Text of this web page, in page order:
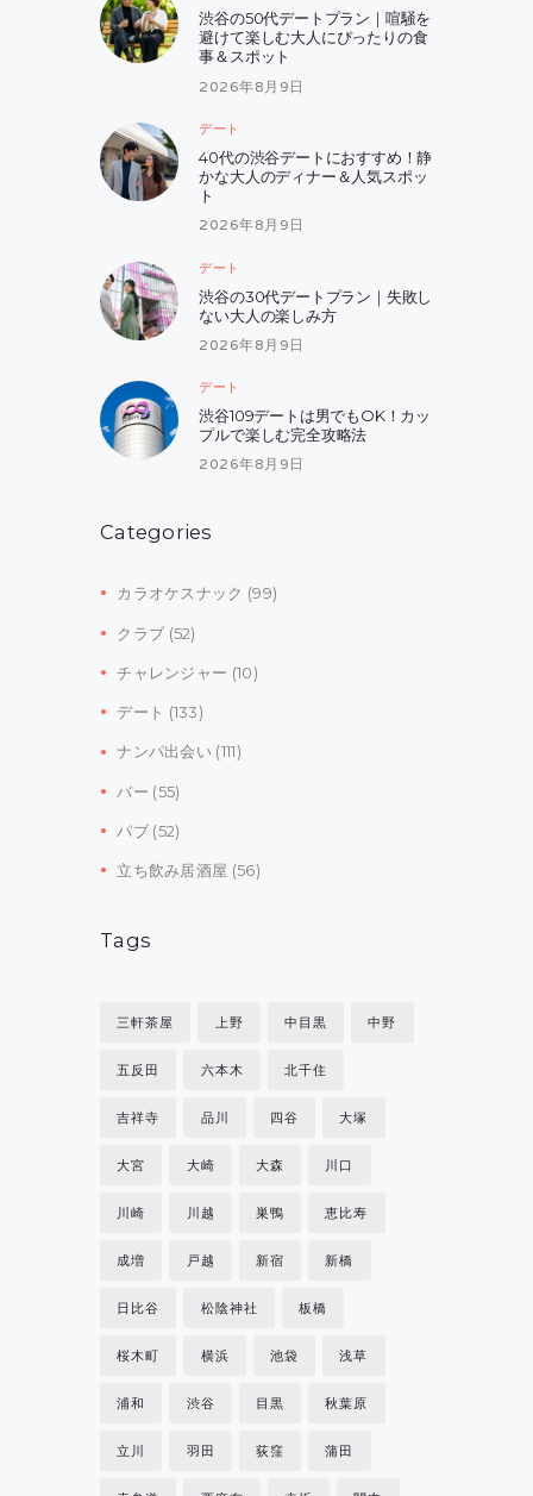
渋谷の50代デートプラン｜喧騒を
避けて楽しむ大人にぴったりの食
事＆スポット
2026年8月9日
デート
40代の渋谷デートにおすすめ！静
かな大人のディナー＆人気スポッ
ト
2026年8月9日
デート
渋谷の30代デートプラン｜失敗し
ない大人の楽しみ方
2026年8月9日
デート
渋谷109デートは男でもOK！カッ
プルで楽しむ完全攻略法
2026年8月9日
Categories
カラオケスナック (99)
クラブ (52)
チャレンジャー (10)
デート (133)
ナンパ出会い (111)
バー (55)
パブ(52)
立ち飲み居酒屋 (56)
Tags
三軒茶屋 上野 中目黒 中野
五反田 六本木 北千住
吉祥寺 品川 四谷 大塚
大宮 大崎 大森 川口
川崎 川越 巣鴨 恵比寿
成増 戸越 新宿 新橋
日比谷 松陰神社 板橋
桜木町 横浜 池袋 浅草
浦和 渋谷 目黒 秋葉原
立川 羽田 荻窪 蒲田